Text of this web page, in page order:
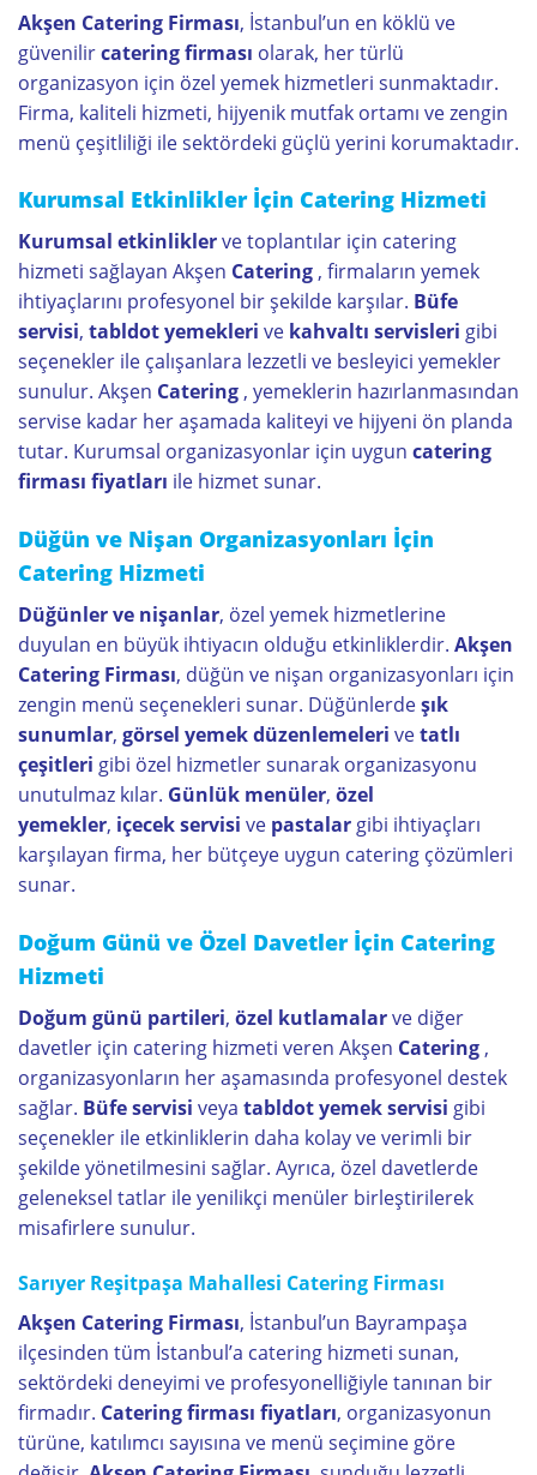
Akşen Catering Firması, İstanbul’un en köklü ve
güvenilircatering firması olarak, her türlü
organizasyon için özel yemek hizmetleri sunmaktadır.
Firma, kaliteli hizmeti, hijyenik mutfak ortamı ve zengin
menü çeşitliliği ile sektördeki güçlü yerini korumaktadır.
Kurumsal Etkinlikler İçin Catering Hizmeti
Kurumsal etkinliklerve toplantılar için catering
hizmeti sağlayan Akşen Catering, firmaların yemek
ihtiyaçlarını profesyonel bir şekilde karşılar. Büfe
servisi, tabldot yemekleri ve kahvaltı servisleri gibi
seçenekler ile çalışanlara lezzetli ve besleyici yemekler
sunulur. Akşen Catering, yemeklerin hazırlanmasından
servise kadar her aşamada kaliteyi ve hijyeni ön planda
tutar. Kurumsal organizasyonlar için uygun catering
firması fiyatları ile hizmet sunar.
Düğün ve Nişan Organizasyonları İçin
Catering Hizmeti
Düğünler ve nişanlar, özel yemek hizmetlerine
duyulan en büyük ihtiyacın olduğu etkinliklerdir. Akşen
Catering Firması, düğün ve nişan organizasyonları için
zengin menü seçenekleri sunar. Düğünlerdeşık
sunumlar, görsel yemek düzenlemeleri vetatlı
çeşitleri gibi özel hizmetler sunarak organizasyonu
unutulmaz kılar. Günlük menüler, özel
yemekler, içecek servisi ve pastalar gibi ihtiyaçları
karşılayan firma, her bütçeye uygun catering çözümleri
sunar.
Doğum Günü ve Özel Davetler İçin Catering
Hizmeti
Doğum günü partileri, özel kutlamalarve diğer
davetler için catering hizmeti veren Akşen Catering ,
organizasyonların her aşamasında profesyonel destek
sağlar. Büfe servisi veya tabldot yemek servisi gibi
seçenekler ile etkinliklerin daha kolay ve verimli bir
şekilde yönetilmesini sağlar. Ayrıca, özel davetlerde
geleneksel tatlar ile yenilikçi menüler birleştirilerek
misafirlere sunulur.
Sarıyer Reşitpaşa Mahallesi Catering Firması
Akşen Catering Firması, İstanbul’un Bayrampaşa
ilçesinden tüm İstanbul’a catering hizmeti sunan,
sektördeki deneyimi ve profesyonelliğiyle tanınan bir
firmadır. Catering firması fiyatları, organizasyonun
türüne, katılımcı sayısına ve menü seçimine göre